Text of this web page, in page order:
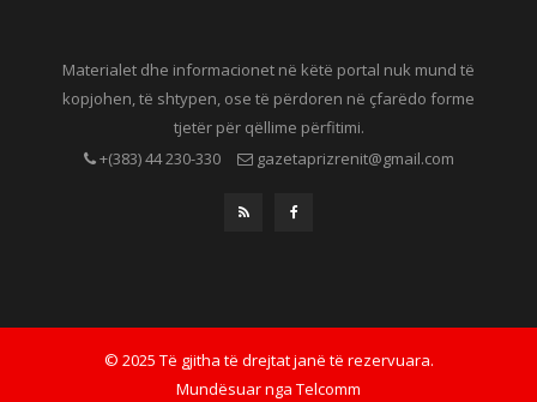
Materialet dhe informacionet në këtë portal nuk mund të
kopjohen, të shtypen, ose të përdoren në çfarëdo forme
tjetër për qëllime përfitimi.
+(383) 44 230-330
gazetaprizrenit@gmail.com
© 2025 Të gjitha të drejtat janë të rezervuara.
Mundësuar nga Telcomm